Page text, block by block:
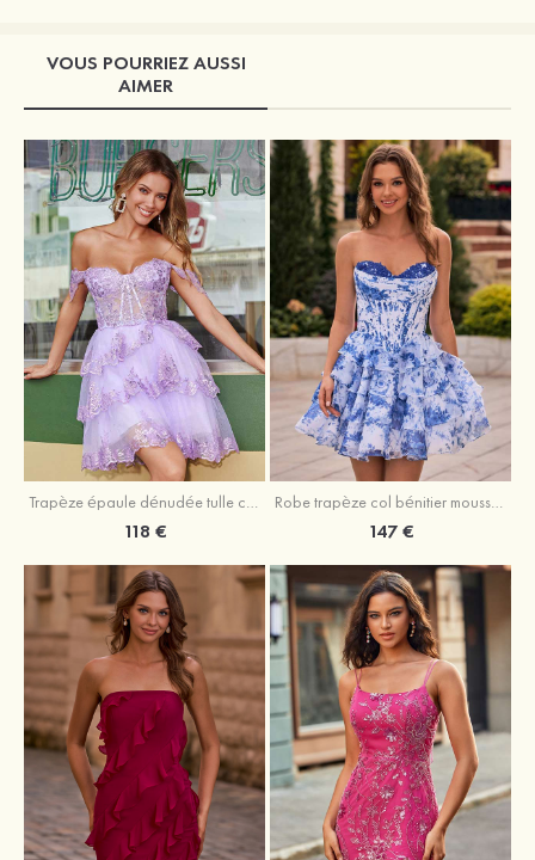
VOUS POURRIEZ AUSSI
AIMER
Trapèze épaule dénudée tulle courte/mini robe de fête de la rentrée avec paillettes
118 €
Robe trapèze col bénitier mousseline courte/mini robe de fête de la rentrée avec appliqué
147 €